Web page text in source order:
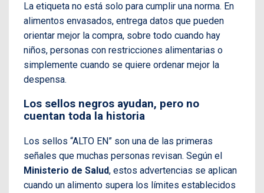
La etiqueta no está solo para cumplir una norma. En
alimentos envasados, entrega datos que pueden
orientar mejor la compra, sobre todo cuando hay
niños, personas con restricciones alimentarias o
simplemente cuando se quiere ordenar mejor la
despensa.
Los sellos negros ayudan, pero no
cuentan toda la historia
Los sellos “ALTO EN” son una de las primeras
señales que muchas personas revisan. Según el
Ministerio de Salud, estos advertencias se aplican
cuando un alimento supera los límites establecidos